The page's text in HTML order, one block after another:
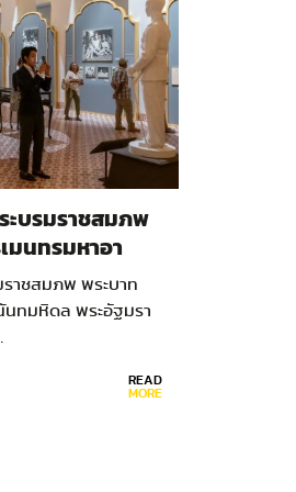
ะบรมราชสมภพ
มนทรมหาอา
าธิบดินทร”
าชสมภพ พระบาท
นทมหิดล พระอัฐมรา
READ
MORE